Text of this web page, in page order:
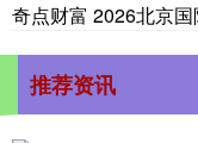
奇点财富 2026北京
推荐资讯